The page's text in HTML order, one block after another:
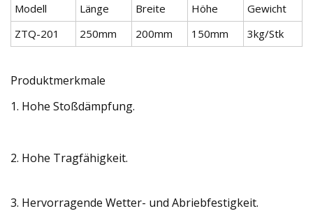
Modell Länge Breite Höhe
Gewicht
ZTQ-201
250mm 200mm 150mm 3kg/Stk
Produktmerkmale
1. Hohe Stoßdämpfung.
2. Hohe Tragfähigkeit.
3. Hervorragende Wetter- und Abriebfestigkeit.